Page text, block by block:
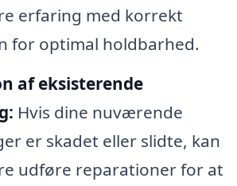
erfaring med korrekt
for optimal holdbarhed.
af eksisterende
Hvis dine nuværende
er skadet eller slidte, kan
udføre reparationer for at